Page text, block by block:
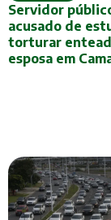
Servidor
acusado de
torturar
esposa em